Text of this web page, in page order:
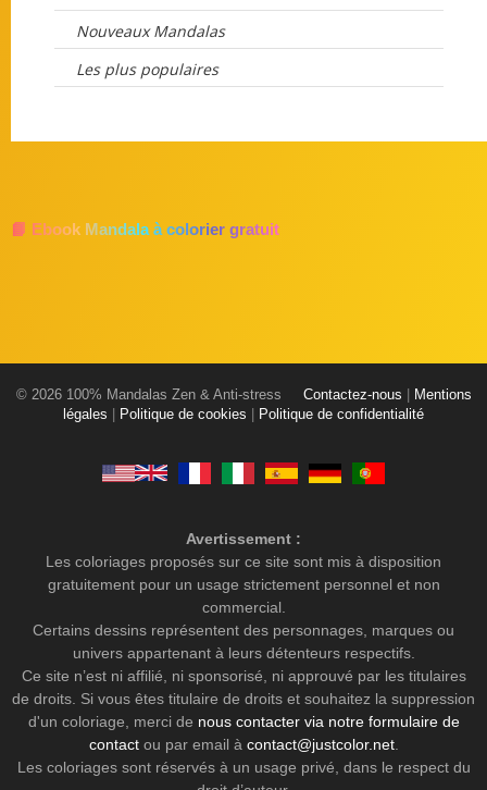
Nouveaux Mandalas
Les plus populaires
📘 Ebook Mandala à colorier gratuit
© 2026 100% Mandalas Zen & Anti-stress Contactez-nous
Mentions
légales
Politique de cookies Politique de confidentialité
Avertissement :
Les coloriages proposés sur ce site sont mis à disposition
gratuitement pour un usage strictement personnel et non
commercial.
Certains dessins représentent des personnages, marques ou
univers appartenant à leurs détenteurs respectifs.
Ce site n’est ni affilié, ni sponsorisé, ni approuvé par les titulaires
de droits. Si vous êtes titulaire de droits et souhaitez la suppression
d'un coloriage, merci de nous contacter via notre formulaire de
contactou par email à contact@justcolor.net.
Les coloriages sont réservés à un usage privé, dans le respect du